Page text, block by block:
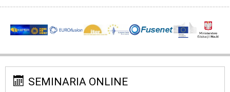
SEMINARIA ONLINE